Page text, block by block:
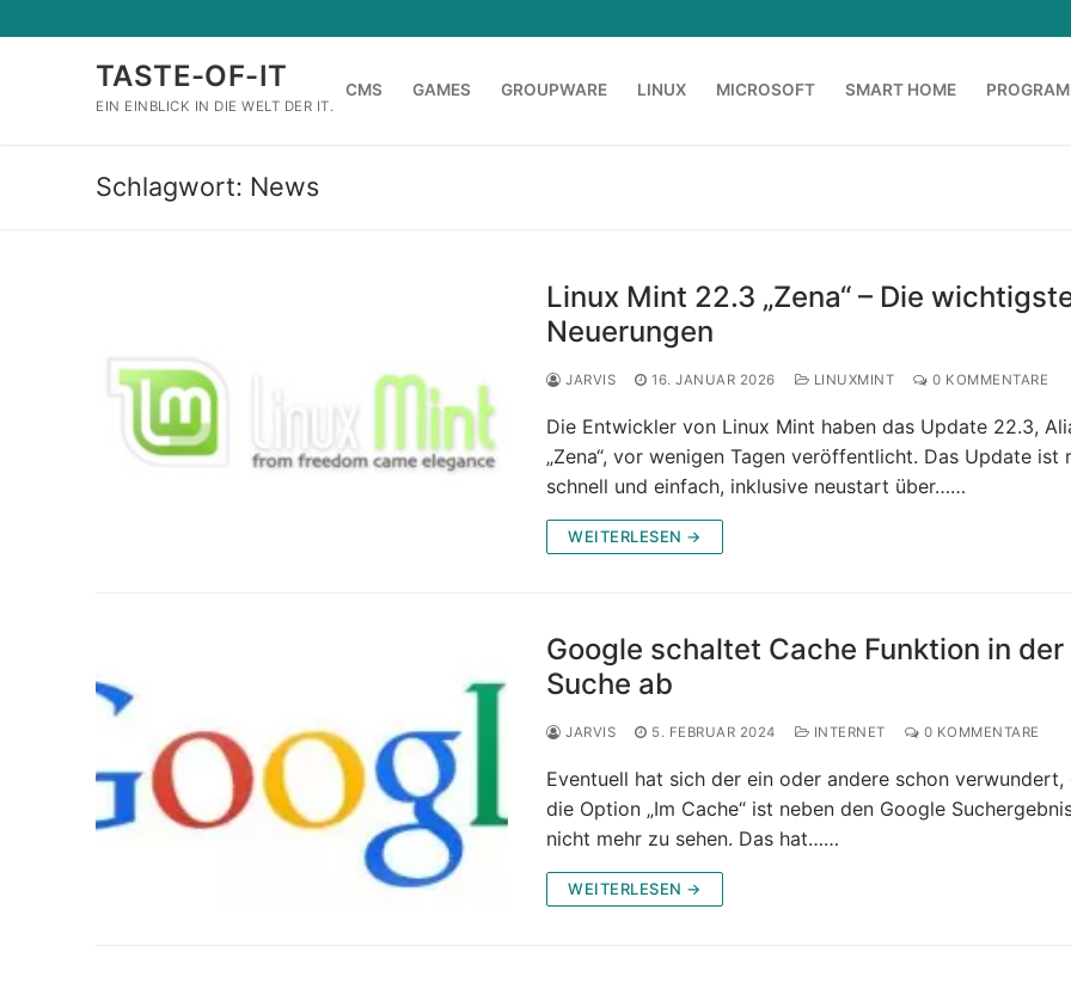
Inhalt
TASTE-OF-IT
EIN EINBLICK IN DIE WELT DER IT.
CMS GAMES GROUPWARE LINUX MICROSOFT SMART HOME
Schlagwort: News
Linux Mint 22.3 „Zena“ – Die
Neuerungen
JARVIS 16. JANUAR 2026 LINUXMINT 0 KOMMENTARE
Die Entwickler von Linux Mint haben das Update 22.3,
„Zena“, vor wenigen Tagen veröffentlicht. Das Update ist
schnell und einfach, inklusive neustart über……
WEITERLESEN →
Google schaltet Cache Funktion in der
Suche ab
JARVIS 5. FEBRUAR 2024 INTERNET 0 KOMMENTARE
Eventuell hat sich der ein oder andere schon verwundert,
die Option „Im Cache“ ist neben den Google
nicht mehr zu sehen. Das hat……
WEITERLESEN →